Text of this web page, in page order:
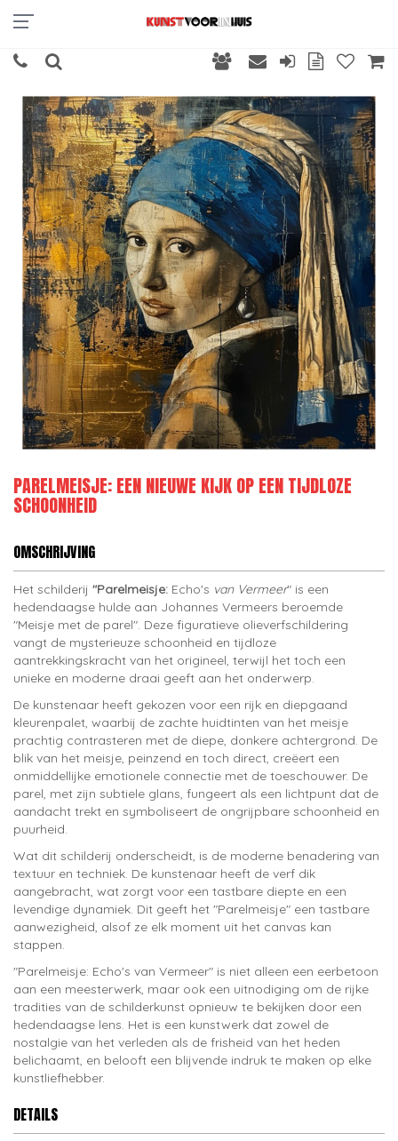
PARELMEISJE: EEN NIEUWE KIJK OP EEN TIJDLOZE
SCHOONHEID
OMSCHRIJVING
Het schilderij "Parelmeisje: Echo's van Vermeer" is een
hedendaagse hulde aan Johannes Vermeers beroemde
"Meisje met de parel". Deze figuratieve olieverfschildering
vangt de mysterieuze schoonheid en tijdloze
aantrekkingskracht van het origineel, terwijl het toch een
unieke en moderne draai geeft aan het onderwerp.
De kunstenaar heeft gekozen voor een rijk en diepgaand
kleurenpalet, waarbij de zachte huidtinten van het meisje
prachtig contrasteren met de diepe, donkere achtergrond. De
blik van het meisje, peinzend en toch direct, creëert een
onmiddellijke emotionele connectie met de toeschouwer. De
parel, met zijn subtiele glans, fungeert als een lichtpunt dat de
aandacht trekt en symboliseert de ongrijpbare schoonheid en
puurheid.
Wat dit schilderij onderscheidt, is de moderne benadering van
textuur en techniek. De kunstenaar heeft de verf dik
aangebracht, wat zorgt voor een tastbare diepte en een
levendige dynamiek. Dit geeft het "Parelmeisje" een tastbare
aanwezigheid, alsof ze elk moment uit het canvas kan
stappen.
"Parelmeisje: Echo's van Vermeer" is niet alleen een eerbetoon
aan een meesterwerk, maar ook een uitnodiging om de rijke
tradities van de schilderkunst opnieuw te bekijken door een
hedendaagse lens. Het is een kunstwerk dat zowel de
nostalgie van het verleden als de frisheid van het heden
belichaamt, en belooft een blijvende indruk te maken op elke
kunstliefhebber.
DETAILS